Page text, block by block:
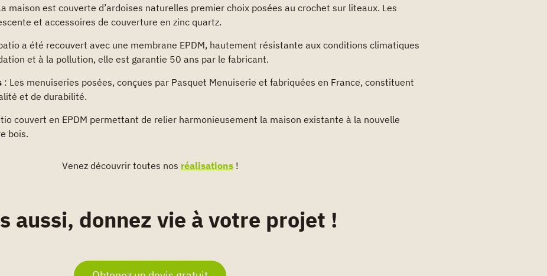
maison est couverte d’ardoises naturelles premier choix posées au crochet sur liteaux. Les
et accessoires de couverture en zinc quartz.
a été recouvert avec une membrane EPDM, hautement résistante aux conditions climatiques
et à la pollution, elle est garantie 50 ans par le fabricant.
: Les menuiseries posées, conçues par Pasquet Menuiserie et fabriquées en France, constituent
et de durabilité.
couvert en EPDM permettant de relier harmonieusement la maison existante à la nouvelle
bois.
Venez découvrir toutes nos réalisations!
aussi, donnez vie à votre projet !